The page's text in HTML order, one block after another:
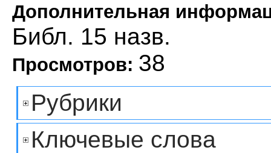
Дополнительная
Библ. 15 назв.
Просмотров: 38
Рубрики
Ключевые слова